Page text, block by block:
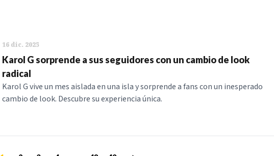
16 dic. 2025
Karol G sorprende a sus seguidores con un cambio de look
radical
Karol G vive un mes aislada en una isla y sorprende a fans con un inesperado
cambio de look. Descubre su experiencia única.